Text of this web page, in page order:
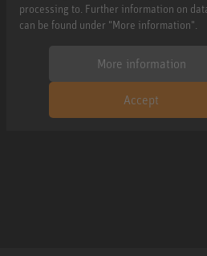
processing to. Further information on
can be found under "More information".
More information
Accept